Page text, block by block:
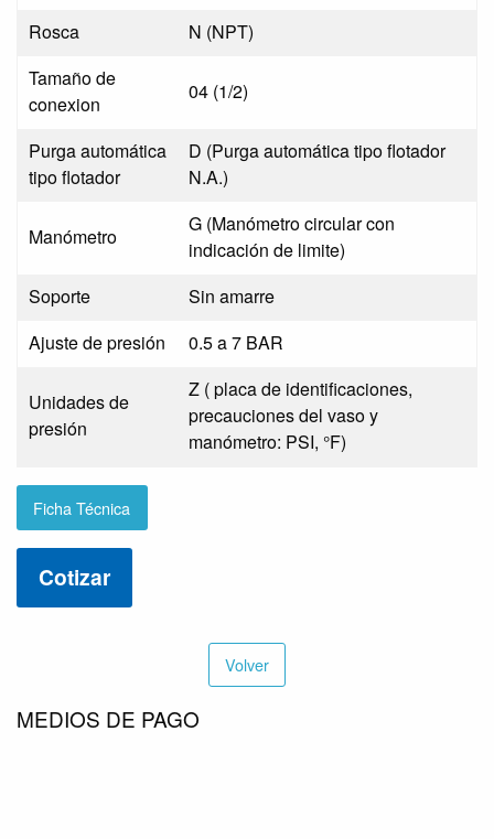
Rosca
N (NPT)
Tamaño de
conexion
04 (1/2)
Purga automática
tipo flotador
D (Purga automática tipo flotador
N.A.)
Manómetro
G (Manómetro circular con
indicación de limite)
Soporte
Sin amarre
Ajuste de presión
0.5 a 7 BAR
Unidades de
presión
Z ( placa de identificaciones,
precauciones del vaso y
manómetro: PSI, °F)
Ficha Técnica
Cotizar
Volver
MEDIOS DE PAGO